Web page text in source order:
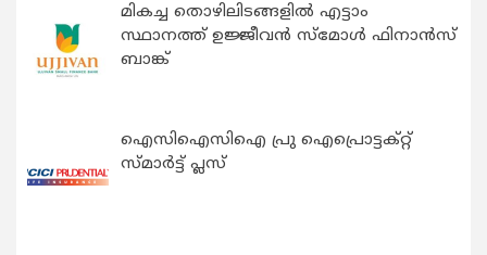
മികച്ച തൊഴിലിടങ്ങളിൽ എട്ടാം
സ്ഥാനത്ത് ഉജ്ജീവൻ സ്മോൾ ഫിനാൻസ്
ബാങ്ക്
ഐസിഐസിഐ പ്രു ഐപ്രൊട്ടക്റ്റ്
സ്മാർട്ട് പ്ലസ്